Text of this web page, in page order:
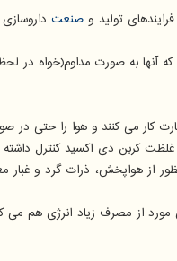
تولید وصنعت
به صورت مداوم(خواه در لحظه
کار می کنند و هوا را حتی در
غلظت کربن دی اکسید کنترل
از هواپخش، ذرات گرد و غبار
از مصرف زیاد انرژی هم می